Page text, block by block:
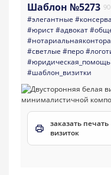
Шаблон №5273
#элегантные
#юрист#адвокат
#нотариальнаяконтора
#светлые #перо
#юридическая_помощь
#шаблон_визитки
заказать печать
визиток